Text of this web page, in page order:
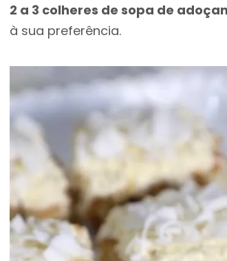
2 a 3 colheres de sopa de
à sua preferência.